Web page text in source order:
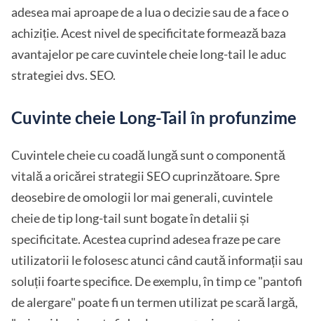
adesea mai aproape de a lua o decizie sau de a face o
achiziție. Acest nivel de specificitate formează baza
avantajelor pe care cuvintele cheie long-tail le aduc
strategiei dvs. SEO.
Cuvinte cheie Long-Tail în profunzime
Cuvintele cheie cu coadă lungă sunt o componentă
vitală a oricărei strategii SEO cuprinzătoare. Spre
deosebire de omologii lor mai generali, cuvintele
cheie de tip long-tail sunt bogate în detalii și
specificitate. Acestea cuprind adesea fraze pe care
utilizatorii le folosesc atunci când caută informații sau
soluții foarte specifice. De exemplu, în timp ce "pantofi
de alergare" poate fi un termen utilizat pe scară largă,